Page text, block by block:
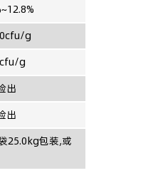
g
g
出
出
25.0kg包装,或